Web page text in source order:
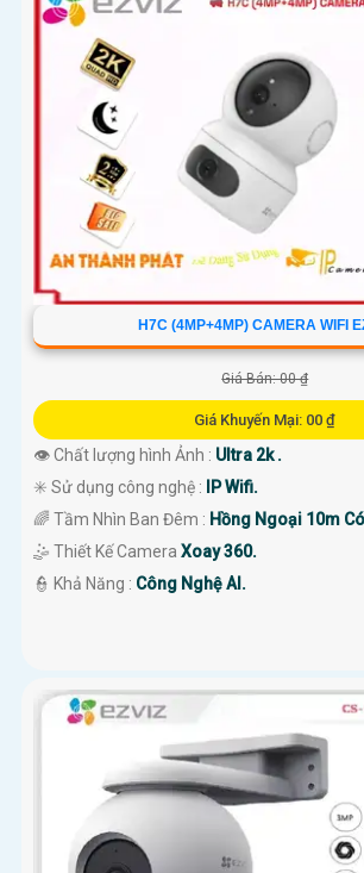
H7C (4MP+4MP) CAMERA WIFI
Giá Bán: 00 ₫
Giá Khuyến Mại: 00 ₫
👁 Chất lượng hình Ảnh : Ultra 2k .
✳️ Sử dụng công nghệ :
IP Wifi.
🌈 Tầm Nhìn Ban Đêm : Hồng Ngoại 10m
🤹 Thiết Kế Camera Xoay 360.
️👮 Khả Năng : Công Nghệ AI.